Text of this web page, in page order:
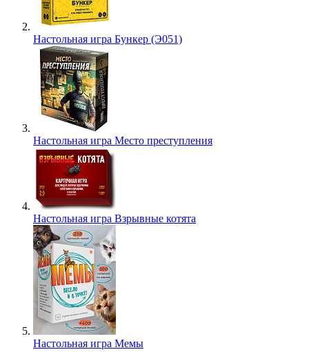
Настольная игра Бункер (Э051)
Настольная игра Место преступления
Настольная игра Взрывные котята
Настольная игра Мемы